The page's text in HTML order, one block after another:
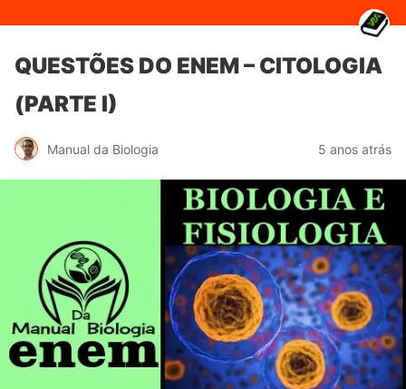
QUESTÕES DO ENEM – CITOLOGIA
(PARTE I)
Manual da Biologia 5 anos atrás